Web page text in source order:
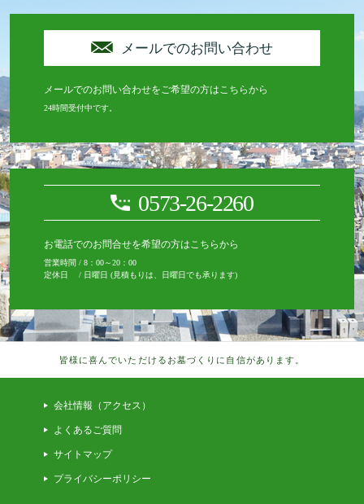
メールでのお問い合わせ
メールでのお問い合わせをご希望の方はこちらから
24時間受付中です。
0573-26-2260
お電話でのお問合せを希望の方はこちらから
営業時間 / 8：00～20：00
定休日 / 日曜日 (見積もりは、日曜日でも承ります)
皆様に喜んでいただけるお墓づくりに自信があります。
会社情報（アクセス）
よくあるご質問
サイトマップ
プライバシーポリシー